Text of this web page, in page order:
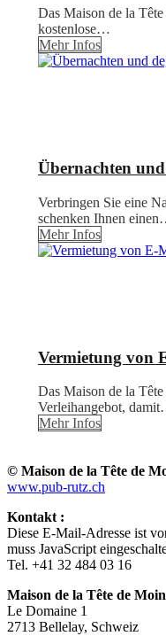
Das Maison de la
kostenlose…
Mehr Infos
Übernachten
Verbringen Sie eine
schenken Ihnen
Mehr Infos
Vermietung von
Das Maison de la
Verleihangebot,
Mehr Infos
© Maison de la Tête de
www.pub-rutz.ch
Kontakt :
Diese E-Mail-Adresse ist
muss JavaScript
Tel. +41 32 484 03 16
Maison de la Tête de
Le Domaine 1
2713 Bellelay, Schweiz